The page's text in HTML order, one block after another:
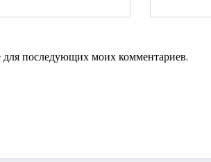
последующих моих комментариев.